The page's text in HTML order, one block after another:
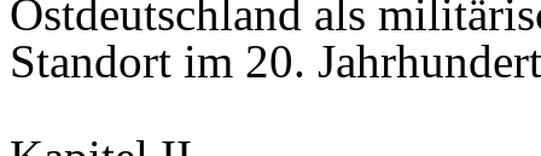
Ostdeutschland als
Standort im 20.